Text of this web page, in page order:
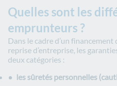
Quelles sont les
emprunteurs ?
Dans le cadre d’un
reprise d’entreprise, les
deux catégories :
les sûretés personnelles